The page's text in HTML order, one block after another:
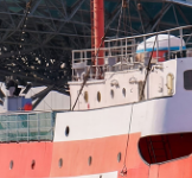
в
холл»